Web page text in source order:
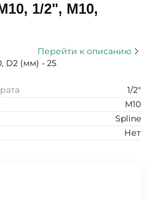
1/2", M10,
Перейти к описанию
D2 (мм) - 25
1/2"
M10
Spline
Нет